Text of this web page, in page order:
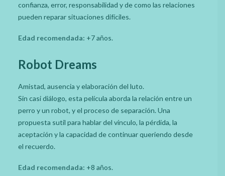
confianza, error, responsabilidad y de como las relaciones
pueden reparar situaciones difíciles.
Edad recomendada: +7 años.
Robot Dreams
Amistad, ausencia y elaboración del luto.
Sin casi diálogo, esta película aborda la relación entre un
perro y un robot, y el proceso de separación. Una
propuesta sutil para hablar del vínculo, la pérdida, la
aceptación y la capacidad de continuar queriendo desde
el recuerdo.
Edad recomendada: +8 años.